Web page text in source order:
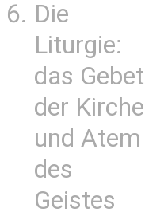
Die
Liturgie:
das Gebet
der Kirche
und Atem
des
Geistes